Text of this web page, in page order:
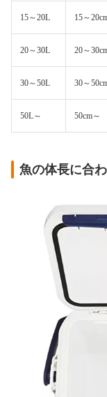
15～20L 15～
20～30L 20～
30～50L 30～
50L～ 50cm～
魚の体長に合